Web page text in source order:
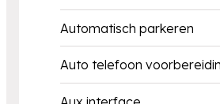
Automatisch parkeren
Auto telefoon